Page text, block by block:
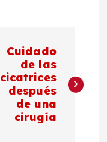
Cuidado
de las
cicatrices
después
de una
cirugía